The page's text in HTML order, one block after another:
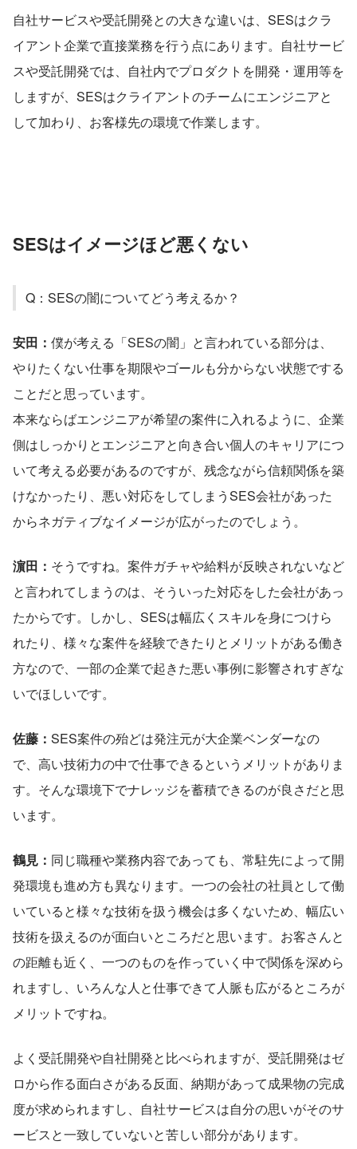
自社サービスや受託開発との大きな違いは、SESはクラ
イアント企業で直接業務を行う点にあります。自社サービ
スや受託開発では、自社内でプロダクトを開発・運用等を
しますが、SESはクライアントのチームにエンジニアと
して加わり、お客様先の環境で作業します。
SESはイメージほど悪くない
Q：SESの闇についてどう考えるか？
安田： 僕が考える「SESの闇」と言われている部分は、
やりたくない仕事を期限やゴールも分からない状態でする
ことだと思っています。
本来ならばエンジニアが希望の案件に入れるように、企業
側はしっかりとエンジニアと向き合い個人のキャリアにつ
いて考える必要があるのですが、残念ながら信頼関係を築
けなかったり、悪い対応をしてしまうSES会社があった
からネガティブなイメージが広がったのでしょう。
濵田： そうですね。案件ガチャや給料が反映されないなど
と言われてしまうのは、そういった対応をした会社があっ
たからです。しかし、SESは幅広くスキルを身につけら
れたり、様々な案件を経験できたりとメリットがある働き
方なので、一部の企業で起きた悪い事例に影響されすぎな
いでほしいです。
佐藤： SES案件の殆どは発注元が大企業ベンダーなの
で、高い技術力の中で仕事できるというメリットがありま
す。そんな環境下でナレッジを蓄積できるのが良さだと思
います。
鶴見： 同じ職種や業務内容であっても、常駐先によって開
発環境も進め方も異なります。一つの会社の社員として働
いていると様々な技術を扱う機会は多くないため、幅広い
技術を扱えるのが面白いところだと思います。お客さんと
の距離も近く、一つのものを作っていく中で関係を深めら
れますし、いろんな人と仕事できて人脈も広がるところが
メリットですね。
よく受託開発や自社開発と比べられますが、受託開発はゼ
ロから作る面白さがある反面、納期があって成果物の完成
度が求められますし、自社サービスは自分の思いがそのサ
ービスと一致していないと苦しい部分があります。